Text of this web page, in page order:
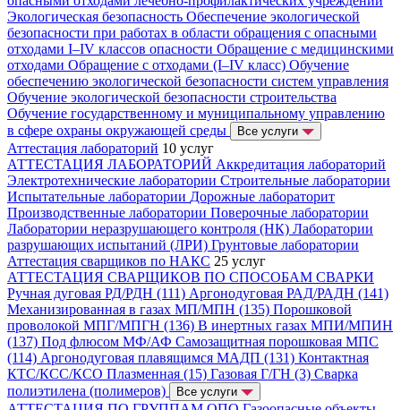
Экологическая безопасность Обеспечение экологической
безопасности при работах в области обращения с опасными
отходами I–IV классов опасности Обращение с медицинскими
отходами Обращение с отходами (I–IV класс) Обучение
обеспечению экологической безопасности систем управления
Обучение экологической безопасности строительства
Обучение государственному и муниципальному управлению
в сфере охраны окружающей среды
Все услуги
Аттестация лабораторий 10 услуг
АТТЕСТАЦИЯ ЛАБОРАТОРИЙ Аккредитация лабораторий
Электротехнические лаборатории Строительные лаборатории
Испытательные лаборатории Дорожные лабораторит
Производственные лаборатории Поверочные лаборатории
Лаборатории неразрушающего контроля (НК) Лаборатории
разрушающих испытаний (ЛРИ) Грунтовые лаборатории
Аттестация сварщиков по НАКС 25 услуг
АТТЕСТАЦИЯ СВАРЩИКОВ ПО СПОСОБАМ СВАРКИ
Ручная дуговая РД/РДН (111) Аргонодуговая РАД/РАДН (141)
Механизированная в газах МП/МПН (135) Порошковой
проволокой МПГ/МПГН (136) В инертных газах МПИ/МПИН
(137) Под флюсом МФ/АФ Самозащитная порошковая МПС
(114) Аргонодуговая плавящимся МАДП (131) Контактная
КТС/КСС/КСО Плазменная (15) Газовая Г/ГН (3) Сварка
полиэтилена (полимеров)
Все услуги